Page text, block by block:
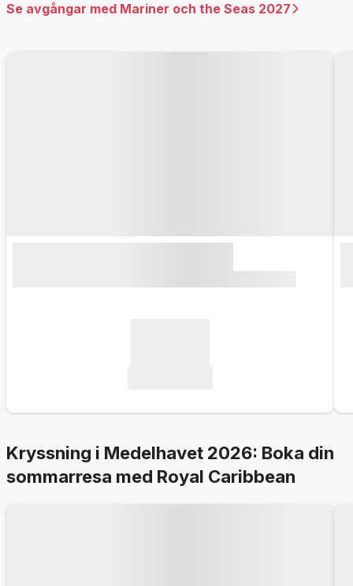
Se avgångar med Mariner och the Seas 2027
Kryssning i Medelhavet 2026: Boka din
sommarresa med Royal Caribbean